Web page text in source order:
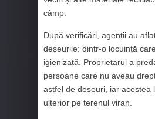
câmp.
După verificări, agenții au
deșeurile: dintr-o locuință
igienizată. Proprietarul a
persoane care nu aveau
astfel de deșeuri, iar acestea
ulterior pe terenul viran.